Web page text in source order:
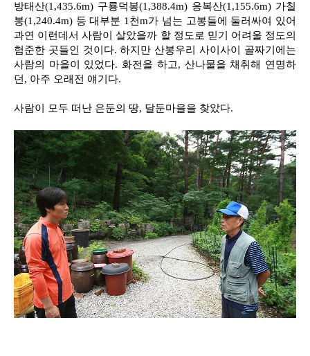
방태산(1,435.6m) 구룡덕봉(1,388.4m) 응복산(1,155.6m) 가칠
봉(1,240.4m) 등 대부분 1천m가 넘는 고봉들에 둘러싸여 있어
과연 이런데서 사람이 살았을까 할 정도로 믿기 어려울 정도의
험준한 곳들인 것이다. 하지만 산봉우리 사이사이 골짜기에는
사람의 마을이 있었다. 화전을 하고, 산나물을 채취해 연명하
던, 아주 오래전 얘기다.
사람이 모두 떠난 은둔의 땅, 달둔마을을 찾았다.